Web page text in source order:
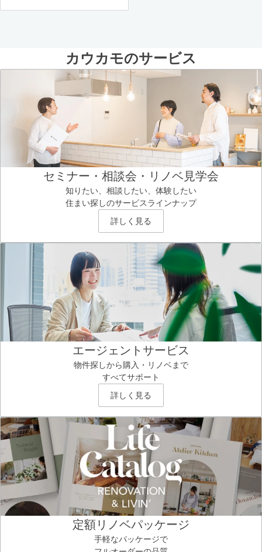
カウカモのサービス
セミナー・相談会・リノベ見学会
知りたい、相談したい、体験したい
住まい探しのサービスラインナップ
詳しく見る
エージェントサービス
物件探しから購入・リノベまで
すべてサポート
詳しく見る
定額リノベパッケージ
手軽なパッケージで